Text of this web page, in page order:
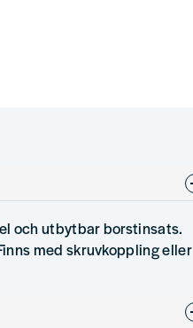
och utbytbar borstinsats.
med skruvkoppling eller